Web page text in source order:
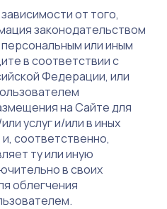
от того,
законодательством
или иным
в соответствии с
Федерации, или
на Сайте для
услуг и/или в иных
соответственно,
ту или иную
в своих
облегчения